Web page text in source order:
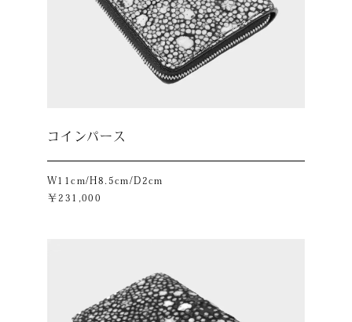
コインパース
W11cm/H8.5cm/D2cm
￥231,000